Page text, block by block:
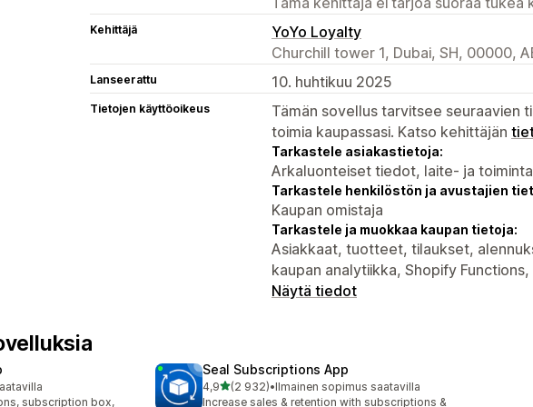
Kehittäjä
YoYo Loyalty
Churchill tower 1, Dubai, SH, 00000,
Lanseerattu 10. huhtikuu 2025
Tietojen käyttöoikeus
Tämän sovellus tarvitsee
toimia kaupassasi. Katso kehittäjän
Tarkastele asiakastietoja:
Arkaluonteiset tiedot, laite- ja
Tarkastele henkilöstön ja avustajien
Kaupan omistaja
Tarkastele ja muokkaa kaupan tietoja:
Asiakkaat, tuotteet, tilaukset,
kaupan analytiikka, Shopify
Näytä tiedot
subscription box,
Seal Subscriptions App
4,9/ 5 tähteä
(2 932)
2932 arvostelua yhteensä
•Ilmainen sopimus saatavilla
Increase sales & retention with subscriptions &